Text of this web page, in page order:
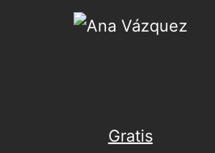
Gratis